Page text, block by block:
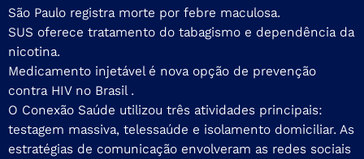
São Paulo registra morte por febre maculosa.
SUS oferece tratamento do tabagismo e dependência da
nicotina.
Medicamento injetável é nova opção de prevenção
contra HIV no Brasil .
O Conexão Saúde utilizou três atividades principais:
testagem massiva, telessaúde e isolamento domiciliar. As
estratégias de comunicação envolveram as redes sociais